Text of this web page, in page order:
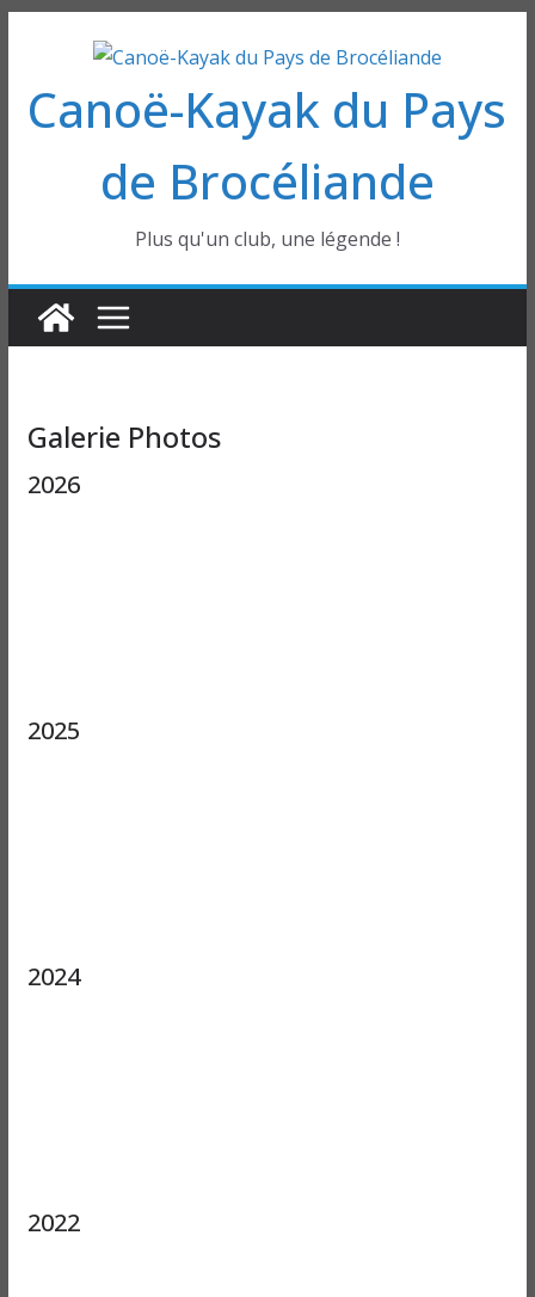
contenu
Canoë-Kayak du Pays
de Brocéliande
Plus qu'un club, une légende !
Galerie Photos
2026
2025
2024
2022